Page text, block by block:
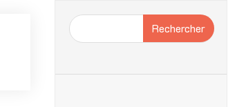
Rechercher